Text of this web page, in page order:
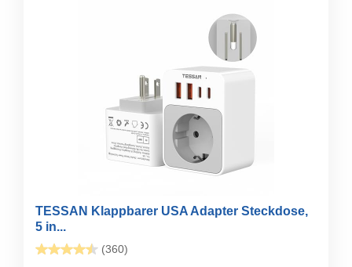
TESSAN Klappbarer USA Adapter Steckdose,
5 in...
(360)